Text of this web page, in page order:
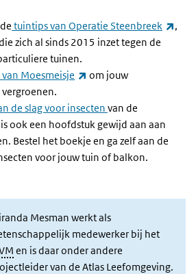
tuintips van Operatie Steenbreek
,
zich al sinds 2015 inzet tegen de
tuinen.
Moesmeisje (externe link)
om jouw
de slag voor insecten van de
ook een hoofdstuk gewijd aan aan
Bestel het boekje en ga zelf aan de
voor jouw tuin of balkon.
Mesman werkt als
medewerker bij het
en is daar onder andere
van de Atlas Leefomgeving.